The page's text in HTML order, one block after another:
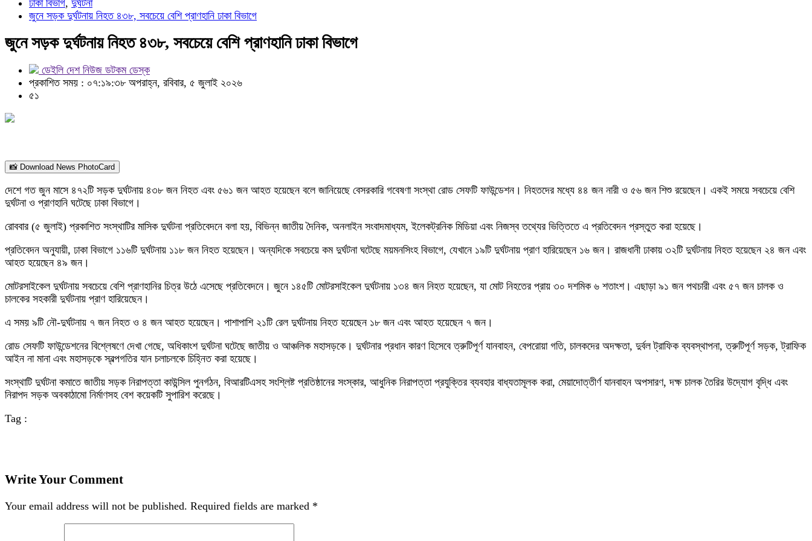
ঢাকা বিভাগ, দুর্ঘটনা
জুনে সড়ক দুর্ঘটনায় নিহত ৪৩৮, সবচেয়ে বেশি প্রাণহানি ঢাকা বিভাগে
জুনে সড়ক দুর্ঘটনায় নিহত ৪৩৮, সবচেয়ে বেশি প্রাণহানি ঢাকা বিভাগে
ডেইলি দেশ নিউজ ডটকম ডেস্ক
প্রকাশিত সময় : ০৭:১৯:৩৮ অপরাহ্ন, রবিবার, ৫ জুলাই ২০২৬
৫১
📸 Download News PhotoCard
দেশে গত জুন মাসে ৪৭২টি সড়ক দুর্ঘটনায় ৪৩৮ জন নিহত এবং ৫৬১ জন আহত হয়েছেন বলে জানিয়েছে বেসরকারি গবেষণা সংস্থা রোড সেফটি ফাউন্ডেশন। নিহতদের মধ্যে ৪৪ জন নারী ও ৫৬ জন শিশু রয়েছেন। একই সময়ে সবচেয়ে বেশি
দুর্ঘটনা ও প্রাণহানি ঘটেছে ঢাকা বিভাগে।
রোববার (৫ জুলাই) প্রকাশিত সংস্থাটির মাসিক দুর্ঘটনা প্রতিবেদনে বলা হয়, বিভিন্ন জাতীয় দৈনিক, অনলাইন সংবাদমাধ্যম, ইলেকট্রনিক মিডিয়া এবং নিজস্ব তথ্যের ভিত্তিতে এ প্রতিবেদন প্রস্তুত করা হয়েছে।
প্রতিবেদন অনুযায়ী, ঢাকা বিভাগে ১১৬টি দুর্ঘটনায় ১১৮ জন নিহত হয়েছেন। অন্যদিকে সবচেয়ে কম দুর্ঘটনা ঘটেছে ময়মনসিংহ বিভাগে, যেখানে ১৯টি দুর্ঘটনায় প্রাণ হারিয়েছেন ১৬ জন। রাজধানী ঢাকায় ৩২টি দুর্ঘটনায় নিহত হয়েছেন ২৪ জন এবং
আহত হয়েছেন ৪৯ জন।
মোটরসাইকেল দুর্ঘটনায় সবচেয়ে বেশি প্রাণহানির চিত্র উঠে এসেছে প্রতিবেদনে। জুনে ১৪৫টি মোটরসাইকেল দুর্ঘটনায় ১৩৪ জন নিহত হয়েছেন, যা মোট নিহতের প্রায় ৩০ দশমিক ৬ শতাংশ। এছাড়া ৯১ জন পথচারী এবং ৫৭ জন চালক ও
চালকের সহকারী দুর্ঘটনায় প্রাণ হারিয়েছেন।
এ সময় ৯টি নৌ-দুর্ঘটনায় ৭ জন নিহত ও ৪ জন আহত হয়েছেন। পাশাপাশি ২১টি রেল দুর্ঘটনায় নিহত হয়েছেন ১৮ জন এবং আহত হয়েছেন ৭ জন।
রোড সেফটি ফাউন্ডেশনের বিশ্লেষণে দেখা গেছে, অধিকাংশ দুর্ঘটনা ঘটেছে জাতীয় ও আঞ্চলিক মহাসড়কে। দুর্ঘটনার প্রধান কারণ হিসেবে ত্রুটিপূর্ণ যানবাহন, বেপরোয়া গতি, চালকদের অদক্ষতা, দুর্বল ট্রাফিক ব্যবস্থাপনা, ত্রুটিপূর্ণ সড়ক, ট্রাফিক
আইন না মানা এবং মহাসড়কে স্বল্পগতির যান চলাচলকে চিহ্নিত করা হয়েছে।
সংস্থাটি দুর্ঘটনা কমাতে জাতীয় সড়ক নিরাপত্তা কাউন্সিল পুনর্গঠন, বিআরটিএসহ সংশ্লিষ্ট প্রতিষ্ঠানের সংস্কার, আধুনিক নিরাপত্তা প্রযুক্তির ব্যবহার বাধ্যতামূলক করা, মেয়াদোত্তীর্ণ যানবাহন অপসারণ, দক্ষ চালক তৈরির উদ্যোগ বৃদ্ধি এবং
নিরাপদ সড়ক অবকাঠামো নির্মাণসহ বেশ কয়েকটি সুপারিশ করেছে।
Tag :
Write Your Comment
Your email address will not be published. Required fields are marked *